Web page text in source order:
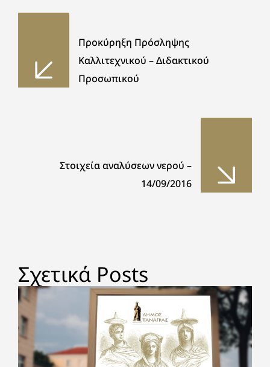
Προκύρηξη Πρόσληψης
Καλλιτεχνικού – Διδακτικού
Προσωπικού
Στοιχεία αναλύσεων νερού –
14/09/2016
Σχετικά Posts